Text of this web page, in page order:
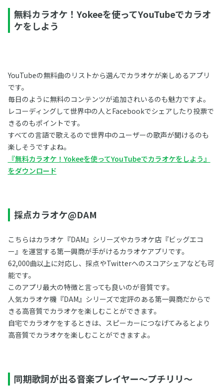
無料カラオケ！Yokeeを使ってYouTubeでカラオ
ケをしよう
YouTubeの無料曲のリストから選んでカラオケが楽しめるアプリ
です。
毎日のように無料のコンテンツが追加されいるのも魅力ですよ。
レコーディングして世界中の人とFacebookでシェアしたり投票で
きるのもポイントです。
すべての言語で歌えるので世界中のユーザーの歌声が聞けるのも
楽しそうですよね。
『無料カラオケ！Yokeeを使ってYouTubeでカラオケをしよう』
をダウンロード
採点カラオケ@DAM
こちらはカラオケ『DAM』シリーズやカラオケ店『ビッグエコ
ー』を運営する第一興商が手がけるカラオケアプリです。
62,000曲以上に対応し、採点やTwitterへのスコアシェアなども可
能です。
このアプリ最大の特徴と言っても良いのが音質です。
人気カラオケ機『DAM』シリーズで定評のある第一興商だからで
きる高音質でカラオケを楽しむことができます。
自宅でカラオケをするときは、スピーカーにつなげてみるとより
高音質でカラオケを楽しむことができますよ。
同期歌詞が出る音楽プレイヤー～プチリリ～